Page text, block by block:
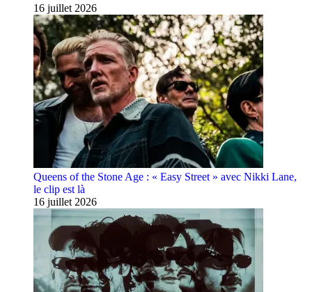
16 juillet 2026
Queens of the Stone Age : « Easy Street » avec Nikki Lane,
le clip est là
16 juillet 2026